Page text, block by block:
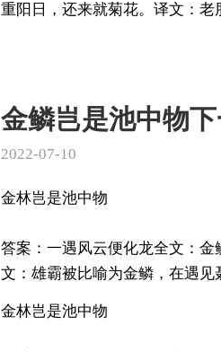
重阳日，还来就菊花。译文：老
金鳞岂是池中物
2022-07-10
金林岂是池中物
答案：一遇风云便化龙全文：
文：雄霸被比喻为金鳞，在遇见
金林岂是池中物